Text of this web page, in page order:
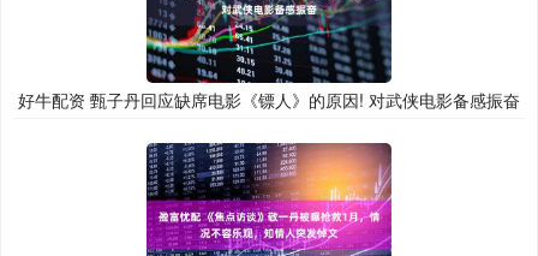
好牛配资 甄子丹回应缺席电影《镖人》的原因! 对武侠电影备感振奋